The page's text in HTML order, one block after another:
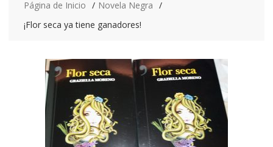
Página de Inicio
Novela Negra
¡Flor seca ya tiene ganadores!